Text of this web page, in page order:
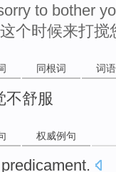
to bother
个时候来打搅
同根词 词
不舒服
权威例句
predicament.